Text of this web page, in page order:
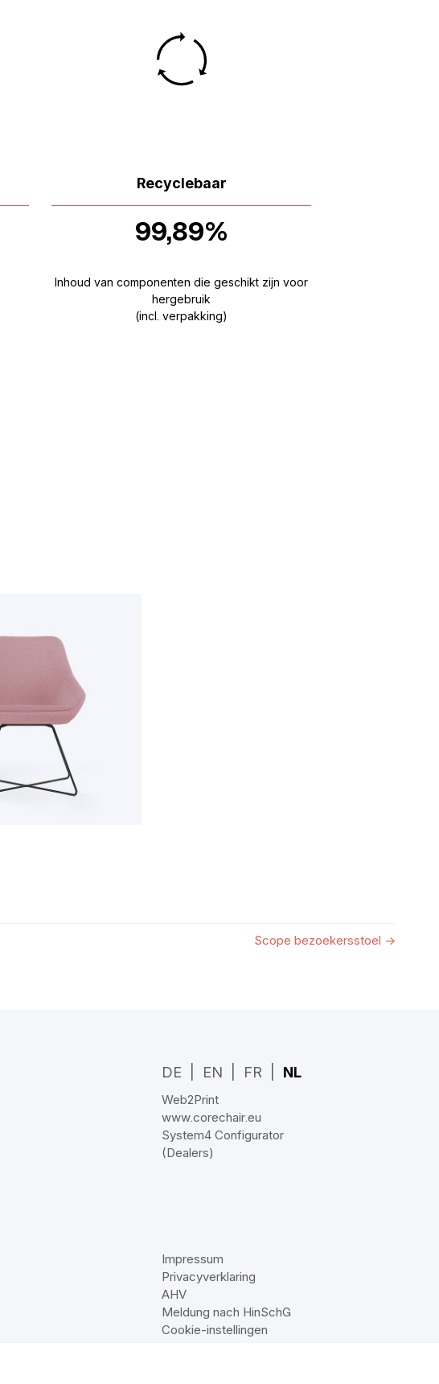
Recyclebaar
99,89%
Inhoud van componenten die geschikt zijn voor
hergebruik
(incl. verpakking)
Scope bezoekersstoel →
DE EN FR NL
Web2Print
www.corechair.eu
System4 Configurator
(Dealers)
Impressum
Privacyverklaring
AHV
Meldung nach HinSchG
Cookie‑instellingen